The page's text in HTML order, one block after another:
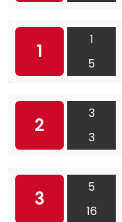
1
1
5
2
3
3
3
5
16